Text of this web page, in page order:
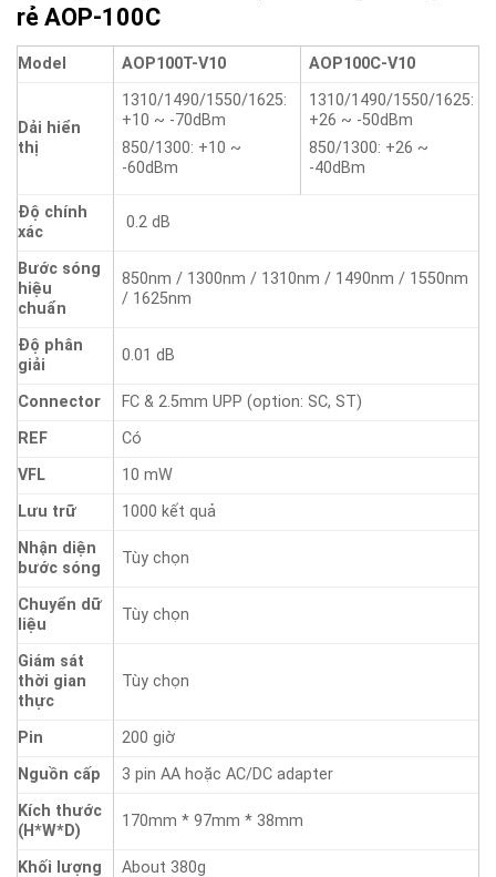
rẻ AOP-100C
Model AOP100T-V10 AOP100C-V10
Dải hiển
thị
1310/1490/1550/1625:
+10 ~ -70dBm
850/1300: +10 ~
-60dBm
1310/1490/1550/1625:
+26 ~ -50dBm
850/1300: +26 ~
-40dBm
Độ chính
xác
0.2 dB
Bước sóng
hiệu
chuẩn
850nm / 1300nm / 1310nm / 1490nm / 1550nm
/ 1625nm
Độ phân
giải
0.01 dB
Connector
FC & 2.5mm UPP (option: SC, ST)
REF
Có
VFL
10 mW
Lưu trữ
1000 kết quả
Nhận diện
bước sóng
Tùy chọn
Chuyển dữ
liệu
Tùy chọn
Giám sát
thời gian
thực
Tùy chọn
Pin
200 giờ
Nguồn cấp
3 pin AA hoặc AC/DC adapter
Kích thước
(H*W*D)
170mm * 97mm * 38mm
Khối lượng About 380g